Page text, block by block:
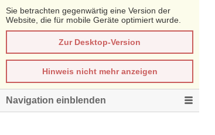
Sie betrachten gegenwärtig eine Version der
Website, die für mobile Geräte optimiert wurde.
Zur Desktop-Version
Hinweis nicht mehr anzeigen
Navigation einblenden